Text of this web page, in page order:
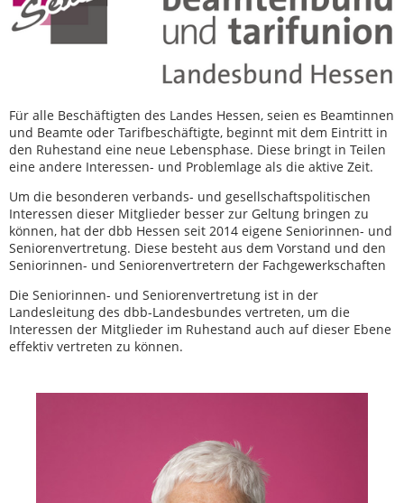
Für alle Beschäftigten des Landes Hessen, seien es Beamtinnen
und Beamte oder Tarifbeschäftigte, beginnt mit dem Eintritt in
den Ruhestand eine neue Lebensphase. Diese bringt in Teilen
eine andere Interessen- und Problemlage als die aktive Zeit.
Um die besonderen verbands- und gesellschaftspolitischen
Interessen dieser Mitglieder besser zur Geltung bringen zu
können, hat der dbb Hessen seit 2014 eigene Seniorinnen- und
Seniorenvertretung. Diese besteht aus dem Vorstand und den
Seniorinnen- und Seniorenvertretern der Fachgewerkschaften
Die Seniorinnen- und Seniorenvertretung ist in der
Landesleitung des dbb-Landesbundes vertreten, um die
Interessen der Mitglieder im Ruhestand auch auf dieser Ebene
effektiv vertreten zu können.